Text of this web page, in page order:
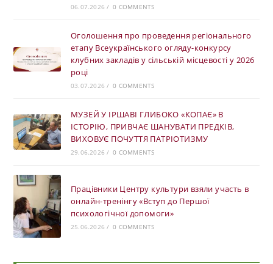
06.07.2026 / 0 COMMENTS
Оголошення про проведення регіонального
етапу Всеукраїнського огляду-конкурсу
клубних закладів у сільській місцевості у 2026
році
03.07.2026 / 0 COMMENTS
МУЗЕЙ У ІРШАВІ ГЛИБОКО «КОПАЄ» В
ІСТОРІЮ, ПРИВЧАЄ ШАНУВАТИ ПРЕДКІВ,
ВИХОВУЄ ПОЧУТТЯ ПАТРІОТИЗМУ
29.06.2026 / 0 COMMENTS
Працівники Центру культури взяли участь в
онлайн-тренінгу «Вступ до Першої
психологічної допомоги»
25.06.2026 / 0 COMMENTS